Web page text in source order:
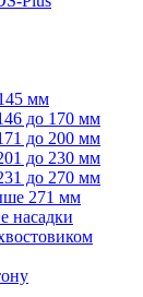
мм
до 170 мм
до 200 мм
до 230 мм
до 270 мм
271 мм